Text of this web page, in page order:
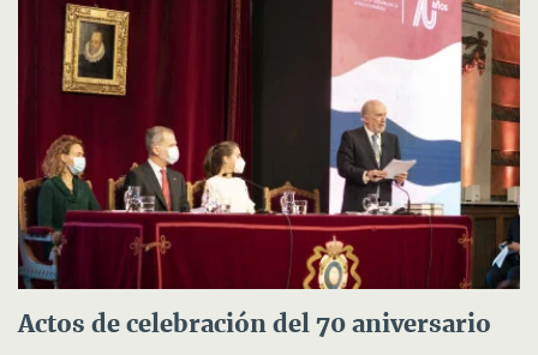
Actos de celebración del 70 aniversario